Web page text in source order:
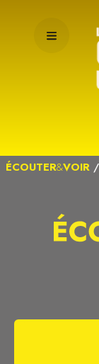
ÉCOUTER&VOIR /